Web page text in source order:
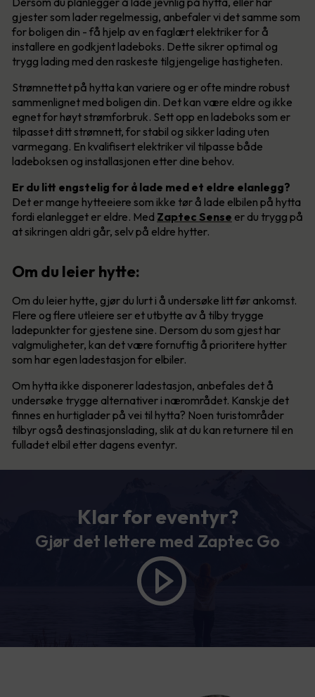
gjester som lader regelmessig, anbefaler vi det samme som
for boligen din - få hjelp av en faglært elektriker for å
installere en godkjent ladeboks. Dette sikrer optimal og
trygg lading med den raskeste tilgjengelige hastigheten.
Strømnettet på hytta kan variere og er ofte mindre robust
sammenlignet med boligen din. Det kan være eldre og ikke
egnet for høyt strømforbruk. Sett opp en ladeboks som er
tilpasset ditt strømnett, for stabil og sikker lading uten
varmegang. En kvalifisert elektriker vil tilpasse både
ladeboksen og installasjonen etter dine behov.
Er du litt engstelig for å lade med et eldre elanlegg?
Det er mange hytteeiere som ikke tør å lade elbilen på hytta
fordi elanlegget er eldre. Med Zaptec Sense er du trygg på
at sikringen aldri går, selv på eldre hytter.
Om du leier hytte:
Om du leier hytte, gjør du lurt i å undersøke litt før ankomst.
Flere og flere utleiere ser et utbytte av å tilby trygge
ladepunkter for gjestene sine. Dersom du som gjest har
valgmuligheter, kan det være fornuftig å prioritere hytter
som har egen ladestasjon for elbiler.
Om hytta ikke disponerer ladestasjon, anbefales det å
undersøke trygge alternativer i nærområdet. Kanskje det
finnes en hurtiglader på vei til hytta? Noen turistområder
tilbyr også destinasjonslading, slik at du kan returnere til en
fulladet elbil etter dagens eventyr.
Klar for eventyr?
Gjør det lettere med Zaptec Go